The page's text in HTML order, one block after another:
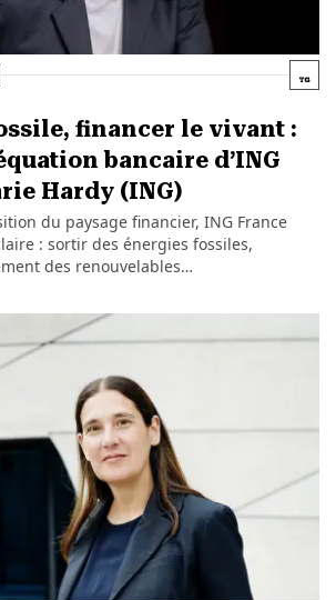
financer le vivant :
bancaire d’ING
Hardy (ING)
du paysage financier, ING France
: sortir des énergies fossiles,
des renouvelables…